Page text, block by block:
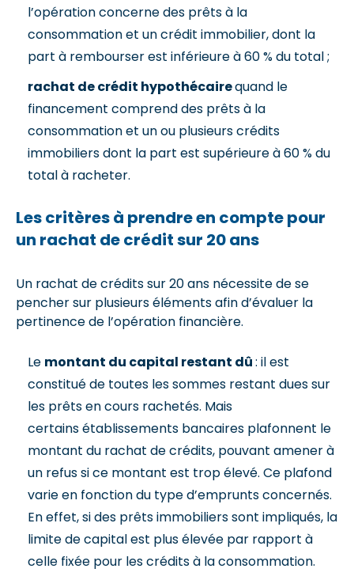
l’opération concerne des prêts à la
consommation et un crédit immobilier, dont la
part à rembourser est inférieure à 60 % du total ;
rachat de crédit hypothécairequand le
financement comprend des prêts à la
consommation et un ou plusieurs crédits
immobiliers dont la part est supérieure à 60 % du
total à racheter.
Les critères à prendre en compte pour
un rachat de crédit sur 20 ans
Un rachat de crédits sur 20 ans nécessite de se
pencher sur plusieurs éléments afin d’évaluer la
pertinence de l’opération financière.
Le montant du capital restant dû: il est
constitué de toutes les sommes restant dues sur
les prêts en cours rachetés. Mais
certains établissements bancaires plafonnent le
montant du rachat de crédits, pouvant amener à
un refus si ce montant est trop élevé. Ce plafond
varie en fonction du type d’emprunts concernés.
En effet, si des prêts immobiliers sont impliqués, la
limite de capital est plus élevée par rapport à
celle fixée pour les crédits à la consommation.